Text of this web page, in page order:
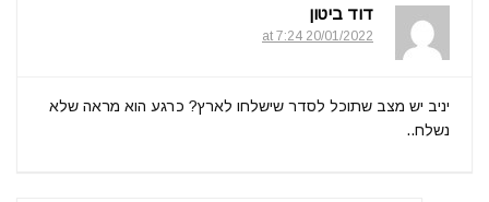
דוד ביטון
20/01/2022 at 7:24
יניב יש מצב שתוכל לסדר שישלחו לארץ? כרגע הוא מראה שלא
נשלח..